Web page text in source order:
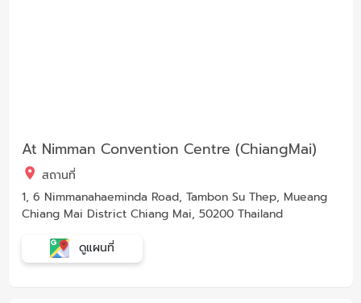
At Nimman Convention Centre (ChiangMai)
สถานที่
1, 6 Nimmanahaeminda Road, Tambon Su Thep, Mueang
Chiang Mai District Chiang Mai, 50200 Thailand
ดูแผนที่